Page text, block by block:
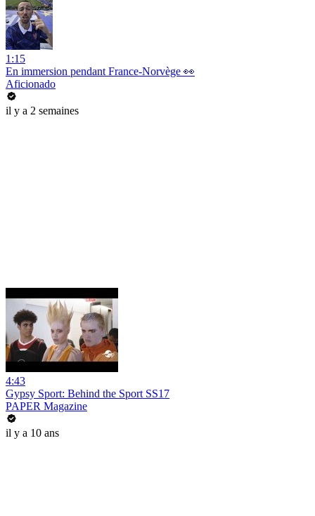
1:15
En immersion pendant France-Norvège 👀
Aficionado
il y a 2 semaines
4:43
Gypsy Sport: Behind the Sport SS17
PAPER Magazine
il y a 10 ans